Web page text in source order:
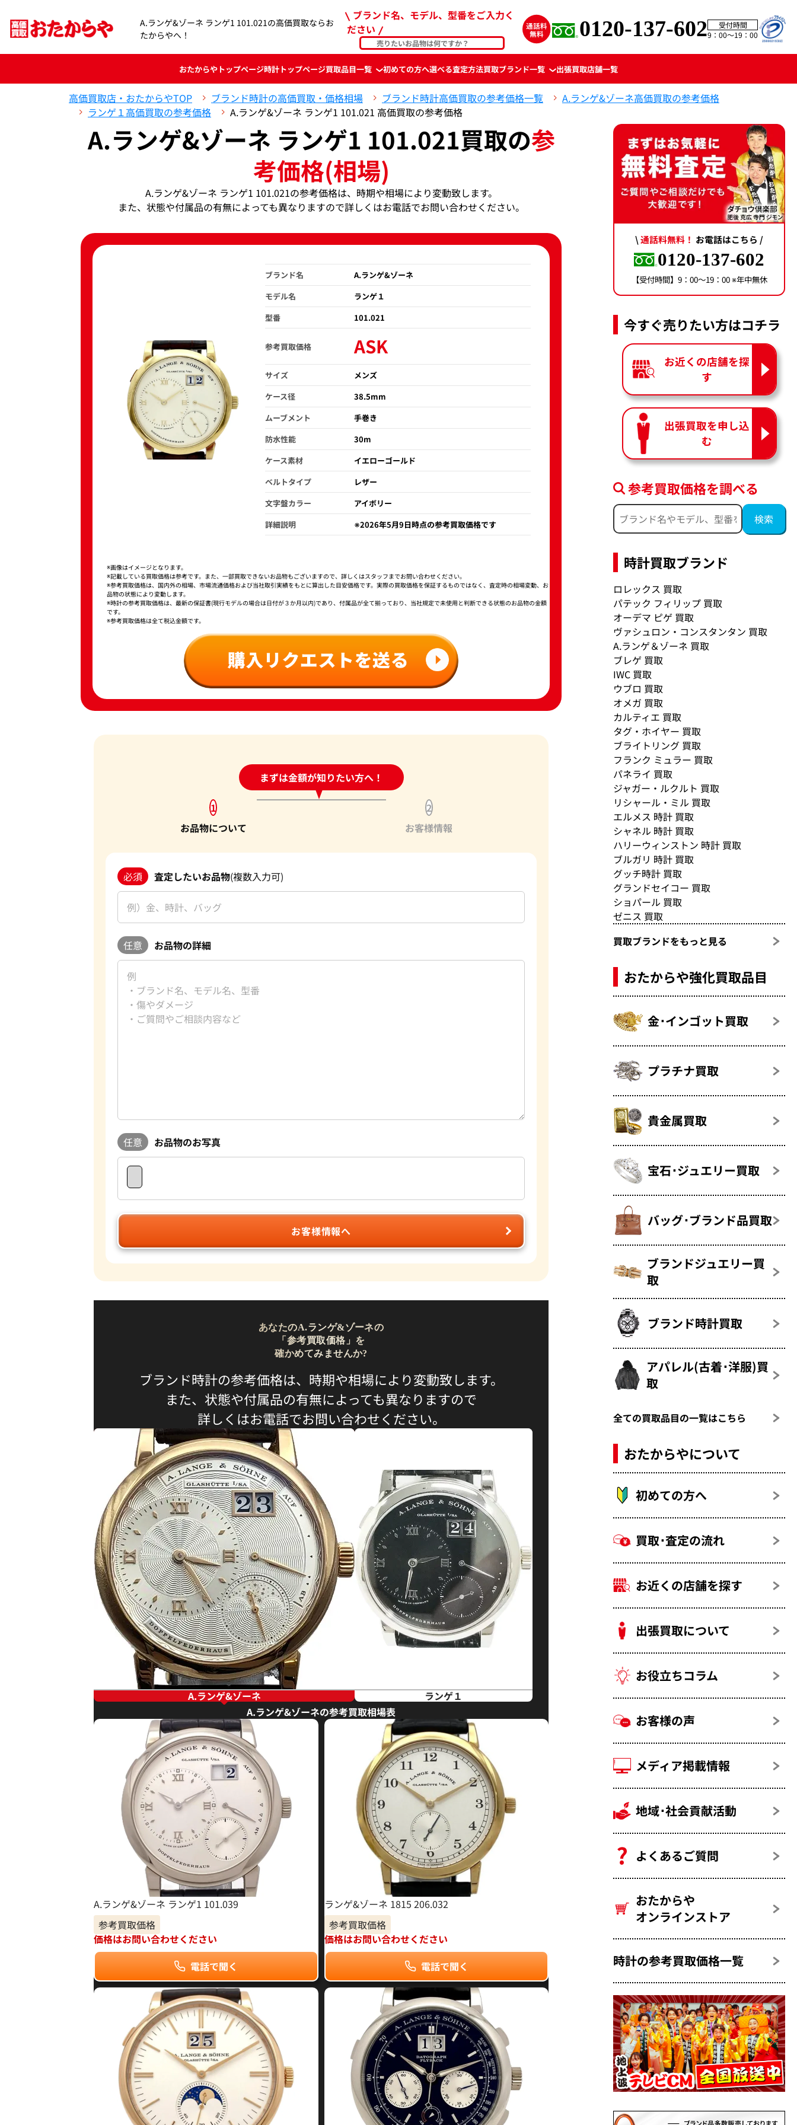
A.ランゲ&ゾーネ ランゲ1 101.021の高価買取ならお
たからやへ！
ブランド名、モデル、型番をご入力く
ださい
0120-137-602
受付時間
9：00〜19：00
おたからやトップページ時計トップページ買取品目一覧 初めての方へ選べる査定方法買取ブランド一覧 出張買取店舗一覧
高価買取店・おたからやTOP ブランド時計の高価買取・価格相場 ブランド時計高価買取の参考価格一覧
A.ランゲ&ゾーネ高価買取の参考価格
ランゲ１高価買取の参考価格
A.ランゲ&ゾーネ ランゲ1 101.021 高価買取の参考価格
A.ランゲ&ゾーネ ランゲ1 101.021買取の参
考価格(相場)
A.ランゲ&ゾーネ ランゲ1 101.021の参考価格は、時期や相場により変動致します。
また、状態や付属品の有無によっても異なりますので詳しくはお電話でお問い合わせください。
ブランド名
A.ランゲ&ゾーネ
モデル名
ランゲ１
型番
101.021
参考買取価格 ASK
サイズ
メンズ
ケース径
38.5mm
ムーブメント
手巻き
防水性能
30m
ケース素材
イエローゴールド
ベルトタイプ
レザー
文字盤カラー
アイボリー
詳細説明
※2026年5月9日時点の参考買取価格です
※画像はイメージとなります。
※記載している買取価格は参考です。また、一部買取できないお品物もございますので、詳しくはスタッフまでお問い合わせください。
※参考買取価格は、国内外の相場、市場流通価格および当社取引実績をもとに算出した目安価格です。実際の買取価格を保証するものではなく、査定時の相場変動、お
品物の状態により変動します。
※時計の参考買取価格は、最新の保証書(現行モデルの場合は日付が３か月以内)であり、付属品が全て揃っており、当社規定で未使用と判断できる状態のお品物の金額
です。
※参考買取価格は全て税込金額です。
まずは金額が知りたい方へ！
24時間受付中!問い合わせフォーム
1
お品物について
2
お客様情報
必須 査定したいお品物(複数入力可)
任意 お品物の詳細
任意 お品物のお写真
お客様情報へ
あなたのA.ランゲ&ゾーネの
「参考買取価格」を
確かめてみませんか?
ブランド時計の参考価格は、時期や相場により変動致します。
また、状態や付属品の有無によっても異なりますので
詳しくはお電話でお問い合わせください。
A.ランゲ&ゾーネ
ランゲ１
A.ランゲ&ゾーネの参考買取相場表
A.ランゲ&ゾーネ ランゲ1 101.039
参考買取価格
価格はお問い合わせください
電話で聞く
ランゲ&ゾーネ 1815 206.032
参考買取価格
価格はお問い合わせください
電話で聞く
\通話料無料！ お電話はこちら /
0120-137-602
【受付時間】9：00〜19：00 ※年中無休
今すぐ売りたい方はコチラ
お近くの店舗を探
す
出張買取を申し込
む
参考買取価格を調べる
時計買取ブランド
ロレックス 買取
パテック フィリップ 買取
オーデマ ピゲ 買取
ヴァシュロン・コンスタンタン 買取
A.ランゲ＆ゾーネ 買取
ブレゲ 買取
IWC 買取
ウブロ 買取
オメガ 買取
カルティエ 買取
タグ・ホイヤー 買取
ブライトリング 買取
フランク ミュラー 買取
パネライ 買取
ジャガー・ルクルト 買取
リシャール・ミル 買取
エルメス 時計 買取
シャネル 時計 買取
ハリーウィンストン 時計 買取
ブルガリ 時計 買取
グッチ時計 買取
グランドセイコー 買取
ショパール 買取
ゼニス 買取
買取ブランドをもっと見る
おたからや強化買取品目
金･インゴット買取
プラチナ買取
貴金属買取
宝石･ジュエリー買取
バッグ･ブランド品買取
ブランドジュエリー買
取
ブランド時計買取
アパレル(古着･洋服)買
取
全ての買取品目の一覧はこちら
おたからやについて
初めての方へ
買取･査定の流れ
お近くの店舗を探す
出張買取について
お役立ちコラム
お客様の声
メディア掲載情報
地域･社会貢献活動
よくあるご質問
おたからや
オンラインストア
時計の参考買取価格一覧